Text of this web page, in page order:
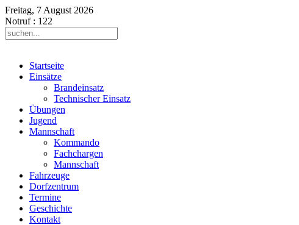
Freitag, 7 August 2026
Notruf: 122
Startseite
Einsätze
Brandeinsatz
Technischer Einsatz
Übungen
Jugend
Mannschaft
Kommando
Fachchargen
Mannschaft
Fahrzeuge
Dorfzentrum
Termine
Geschichte
Kontakt